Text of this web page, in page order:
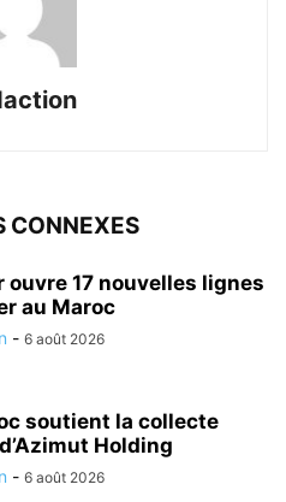
CONNEXES
ouvre 17 nouvelles lignes
au Maroc
- 6 août 2026
soutient la collecte
Holding
- 6 août 2026